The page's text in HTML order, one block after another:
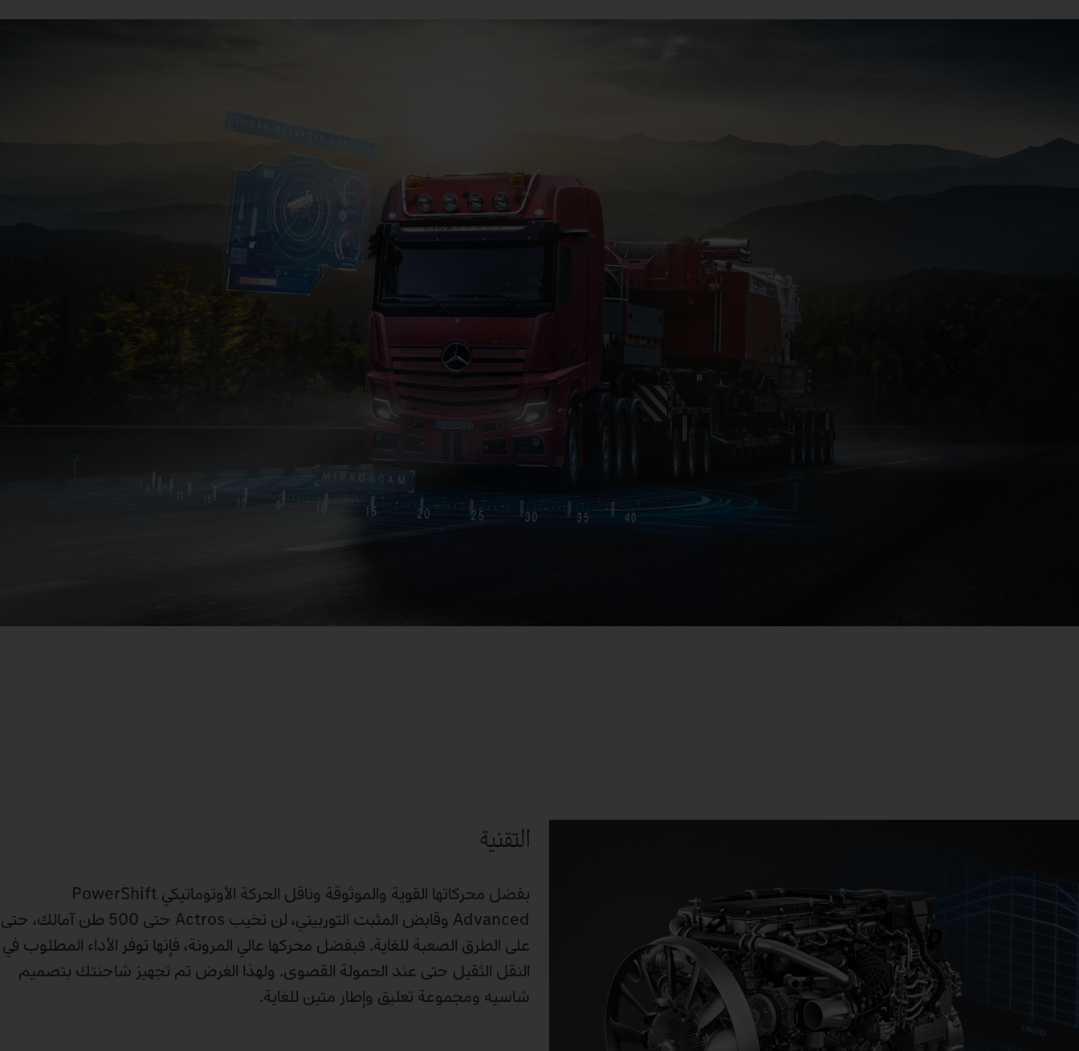
التقنية
بفضل محركاتها القوية والموثوقة وناقل الحركة الأوتوماتيكي PowerShift
Advanced وقابض المثبت التوربيني، لن تخيب Actros حتى 500 طن آمالك، حتى
على الطرق الصعبة للغاية. فبفضل محركها عالي المرونة، فإنها توفر الأداء المطلوب في
النقل الثقيل حتى عند الحمولة القصوى. ولهذا الغرض تم تجهيز شاحنتك بتصميم
شاسيه ومجموعة تعليق وإطار متين للغاية.